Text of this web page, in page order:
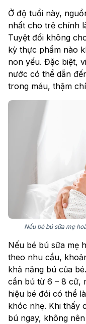
Ở độ tuổi này,
nhất cho trẻ chính
Tuyệt đối không
kỳ thực phẩm nào
non yếu. Đặc biệt,
nước có thể dẫn
trong máu, thậm
Nếu bé bú sữa mẹ
Nếu bé bú sữa mẹ
theo nhu cầu,
khả năng bú của
cần bú từ 6 – 8 cữ,
hiệu bé đói có thể
khóc nhẹ. Khi thấy
bú ngay, không